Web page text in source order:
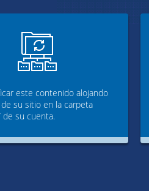
este contenido alojando
su sitio en la carpeta
de su cuenta.